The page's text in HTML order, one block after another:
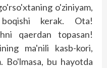
o'ziniyam,
boqishi kerak. Ota!
qaerdan topasan!
ma'nili kasb-kori,
Bo'lmasa, bu hayotda